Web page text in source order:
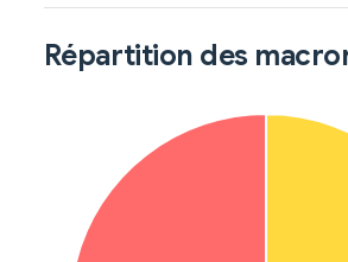
Répartition des